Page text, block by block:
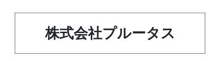
株式会社プルータス